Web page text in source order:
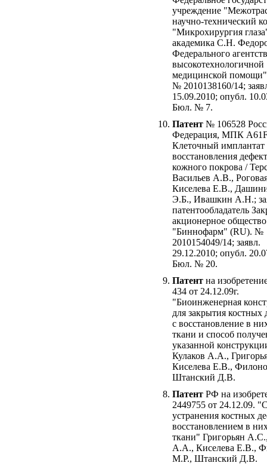
учреждение
научно-технический
"Микрохирургия
академика С.Н.
Федерального
высокотехнологичной
медицинской
№ 2010138160/14;
15.09.2010; опубл.
Бюл. № 7.
Патент № 106528
Федерация, МПК
Клеточный имплантат
восстановления
кожного покрова /
Васильев А.В.,
Киселева Е.В.,
Э.Б., Ивашкин А.Н.;
патентообладатель
акционерное общество
"Биннофарм" (RU). №
2010154049/14; заявл.
29.12.2010; опубл.
Бюл. № 20.
Патент на
434 от 24.12.09г.
"Биоинженерная
для закрытия костных
с восстановление в
ткани и способ
указанной
Кулаков А.А.,
Киселева Е.В.,
Штанский Д.В.
Патент РФ на
2449755 от 24.12.09.
устранения костных
восстановлением в
ткани" Григорьян
А.А., Киселева Е.В.,
М.Р., Штанский Д.В.